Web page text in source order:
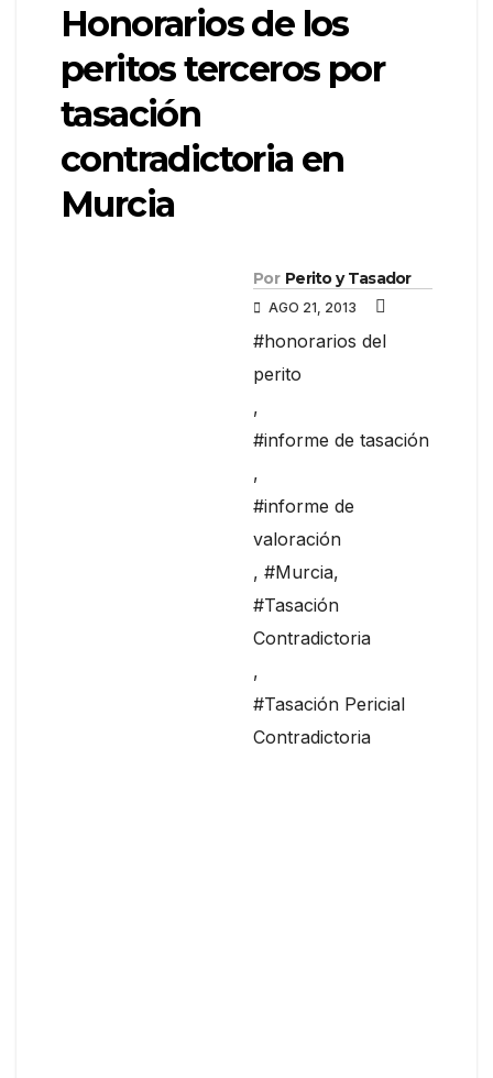
Honorarios de los
peritos terceros por
tasación
contradictoria en
Murcia
Por Perito y Tasador
AGO 21, 2013
#honorarios del
perito
,
#informe de tasación
,
#informe de
valoración
, #Murcia,
#Tasación
Contradictoria
,
#Tasación Pericial
Contradictoria